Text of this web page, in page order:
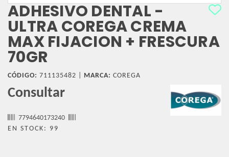
ADHESIVO DENTAL -
ULTRA COREGA CREMA
MAX FIJACION + FRESCURA
70GR
CÓDIGO: 711135482 | MARCA: COREGA
Consultar
7794640173240
EN STOCK: 99